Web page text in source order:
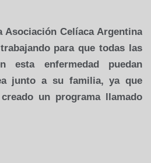
Asociación Celíaca Argentina
para que todas las
esta enfermedad puedan
junto a su familia, ya que
un programa llamado